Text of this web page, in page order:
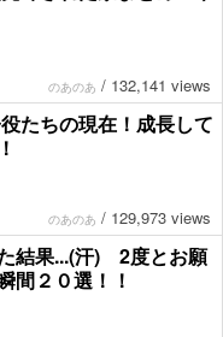
のあのあ / 132,141 views
たちの現在！成長して
のあのあ / 129,973 views
結果...(汗) 2度とお願
間２０選！！